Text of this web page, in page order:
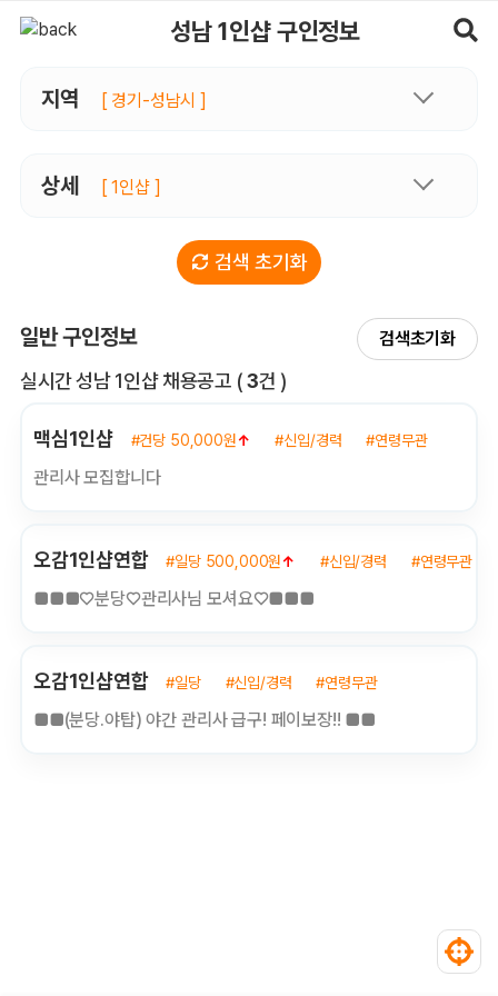
성남 1인샵 구인정보
지역 [ 경기-성남시 ]
상세 [ 1인샵 ]
검색 초기화
일반 구인정보 검색초기화
실시간 성남 1인샵 채용공고 전체 목록
(3건 )
맥심1인샵 #건당 50,000원↑ #신입/경력 #연령무관
관리사 모집합니다
오감1인샵연합 #일당 500,000원↑ #신입/경력 #연령무관
■■■♡분당♡관리사님 모셔요♡■■■
오감1인샵연합 #일당 #신입/경력 #연령무관
■■(분당.야탑) 야간 관리사 급구! 페이보장!! ■■